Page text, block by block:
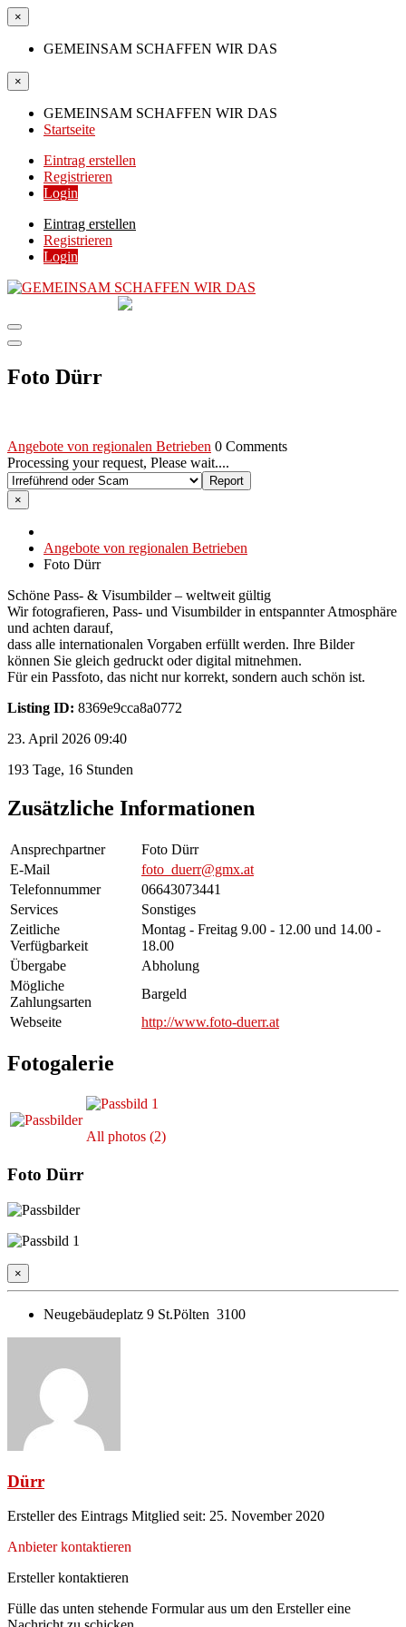
×
GEMEINSAM SCHAFFEN WIR DAS
×
GEMEINSAM SCHAFFEN WIR DAS
Startseite
Eintrag erstellen
Registrieren
Login
Eintrag erstellen
Registrieren
Login
Foto Dürr
Angebote von regionalen Betrieben 0 Comments
Processing your request, Please wait....
×
Angebote von regionalen Betrieben
Foto Dürr
Schöne Pass- & Visumbilder – weltweit gültig
Wir fotografieren, Pass- und Visumbilder in entspannter Atmosphäre
und achten darauf,
dass alle internationalen Vorgaben erfüllt werden. Ihre Bilder
können Sie gleich gedruckt oder digital mitnehmen.
Für ein Passfoto, das nicht nur korrekt, sondern auch schön ist.
Listing ID: 8369e9cca8a0772
23. April 2026 09:40
193 Tage, 16 Stunden
Zusätzliche Informationen
Ansprechpartner
Foto Dürr
E-Mail
foto_duerr@gmx.at
Telefonnummer
06643073441
Services
Sonstiges
Zeitliche
Verfügbarkeit
Montag - Freitag 9.00 - 12.00 und 14.00 -
18.00
Übergabe
Abholung
Mögliche
Zahlungsarten
Bargeld
Webseite
http://www.foto-duerr.at
Fotogalerie
All photos (2)
Foto Dürr
×
Neugebäudeplatz 9 St.Pölten 3100
Dürr
Ersteller des Eintrags Mitglied seit: 25. November 2020
Anbieter kontaktieren
Ersteller kontaktieren
Fülle das unten stehende Formular aus um den Ersteller eine